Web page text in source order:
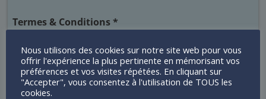
Termes & Conditions*
conservation des données
Termes & Conditions
Nous utilisons des cookies sur notre site web pour vous
offrir l'expérience la plus pertinente en mémorisant vos
préférences et vos visites répétées. En cliquant sur
"Accepter", vous consentez à l'utilisation de TOUS les
cookies.